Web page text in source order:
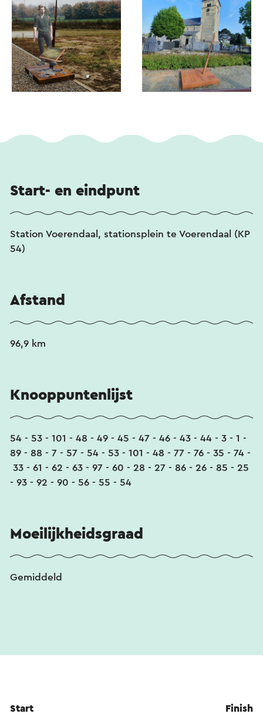
Start- en eindpunt
Station Voerendaal, stationsplein te Voerendaal (KP
54)
Afstand
96,9 km
Knooppuntenlijst
54 - 53 - 101 - 48 - 49 - 45 - 47 - 46 - 43 - 44 - 3 - 1 -
89 - 88 - 7 - 57 - 54 - 53 - 101 - 48 - 77 - 76 - 35 - 74 -
33 - 61 - 62 - 63 - 97 - 60 - 28 - 27 - 86 - 26 - 85 - 25
- 93 - 92 - 90 - 56 - 55 - 54
Moeilijkheidsgraad
Gemiddeld
Start Finish